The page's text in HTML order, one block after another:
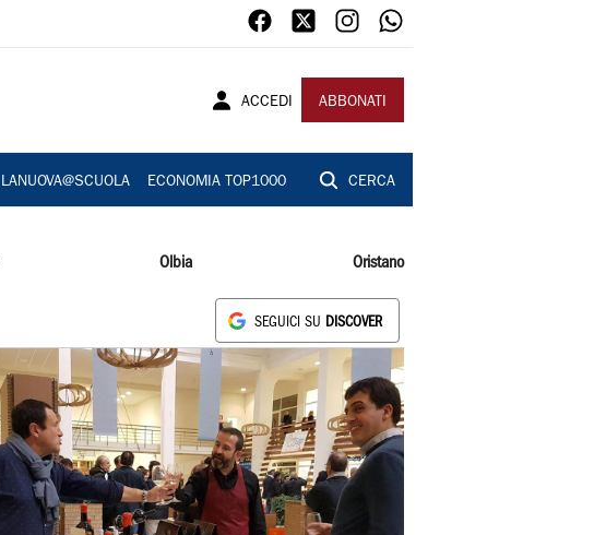
ACCEDI ABBONATI
LANUOVA@SCUOLA ECONOMIA TOP1000 CERCA
Olbia Oristano
SEGUICI SU DISCOVER